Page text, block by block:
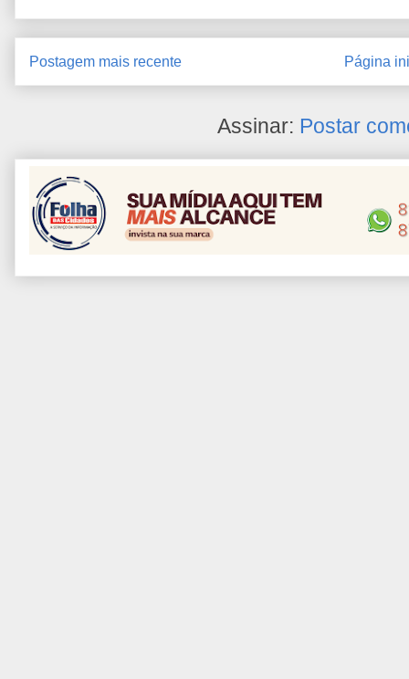
Postagem mais recente Página
Assinar: Postar